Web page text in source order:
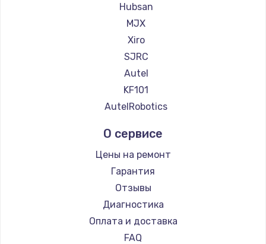
Замена сенсорного датчика
Заказать
Замена системной платы
Заказать
Замена температурного датчика
Hubsan
MJX
Xiro
SJRC
Autel
KF101
AutelRobotics
О сервисе
Цены на ремонт
Гарантия
Отзывы
Диагностика
Оплата и доставка
FAQ